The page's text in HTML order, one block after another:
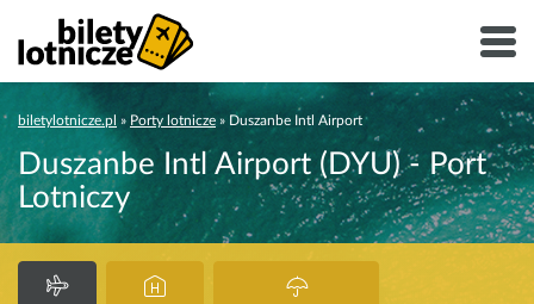
biletylotnicze.pl » Porty lotnicze » Duszanbe Intl Airport
Duszanbe Intl Airport (DYU) - Port
Lotniczy